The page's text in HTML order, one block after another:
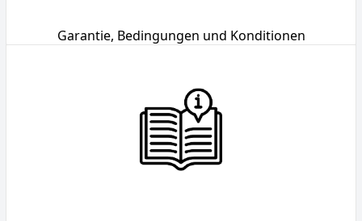
Garantie, Bedingungen und Konditionen